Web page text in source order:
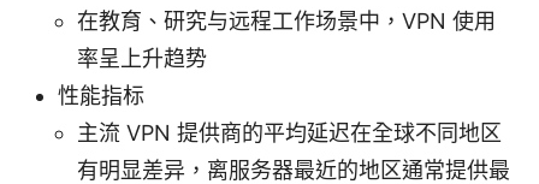
在教育、研究与远程工作场景中，VPN 使用
率呈上升趋势
性能指标
主流 VPN 提供商的平均延迟在全球不同地区
有明显差异，离服务器最近的地区通常提供最